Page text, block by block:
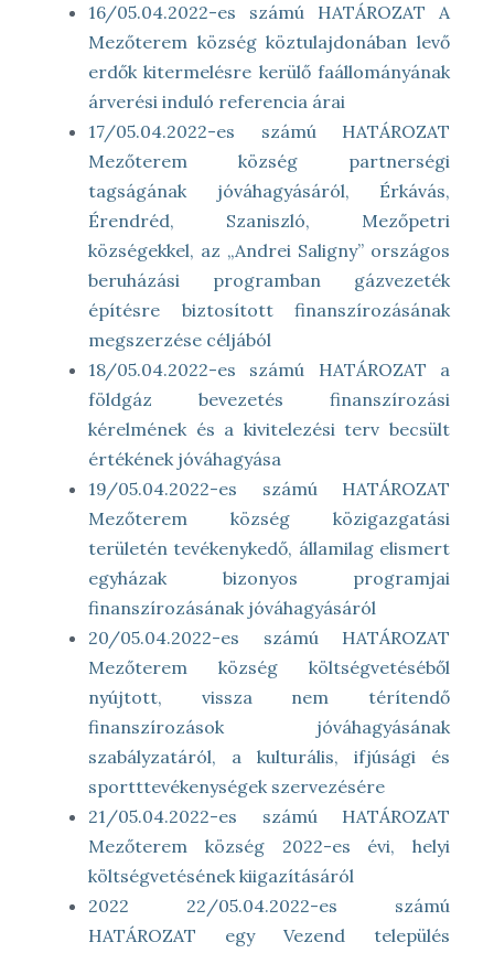
16/05.04.2022-es számú HATÁROZAT A
Mezőterem község köztulajdonában levő
erdők kitermelésre kerülő faállományának
árverési induló referencia árai
17/05.04.2022-es számú HATÁROZAT
Mezőterem község partnerségi
tagságának jóváhagyásáról, Érkávás,
Érendréd, Szaniszló, Mezőpetri
községekkel, az „Andrei Saligny” országos
beruházási programban gázvezeték
építésre biztosított finanszírozásának
megszerzése céljából
18/05.04.2022-es számú HATÁROZAT a
földgáz bevezetés finanszírozási
kérelmének és a kivitelezési terv becsült
értékének jóváhagyása
19/05.04.2022-es számú HATÁROZAT
Mezőterem község közigazgatási
területén tevékenykedő, államilag elismert
egyházak bizonyos programjai
finanszírozásának jóváhagyásáról
20/05.04.2022-es számú HATÁROZAT
Mezőterem község költségvetéséből
nyújtott, vissza nem térítendő
finanszírozások jóváhagyásának
szabályzatáról, a kulturális, ifjúsági és
sportttevékenységek szervezésére
21/05.04.2022-es számú HATÁROZAT
Mezőterem község 2022-es évi, helyi
költségvetésének kiigazításáról
2022 22/05.04.2022-es számú
HATÁROZAT egy Vezend település